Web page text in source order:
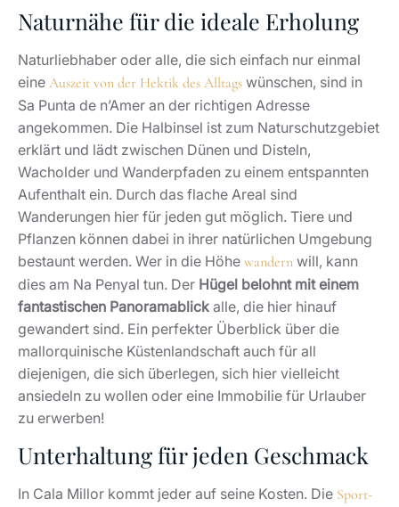
Naturnähe für die ideale Erholung
Naturliebhaber oder alle, die sich einfach nur einmal
eine Auszeit von der Hektik des Alltags wünschen, sind in
Sa Punta de n’Amer an der richtigen Adresse
angekommen. Die Halbinsel ist zum Naturschutzgebiet
erklärt und lädt zwischen Dünen und Disteln,
Wacholder und Wanderpfaden zu einem entspannten
Aufenthalt ein. Durch das flache Areal sind
Wanderungen hier für jeden gut möglich. Tiere und
Pflanzen können dabei in ihrer natürlichen Umgebung
bestaunt werden. Wer in die Höhe wandern will, kann
dies am Na Penyal tun. Der Hügel belohnt mit einem
fantastischen Panoramablickalle, die hier hinauf
gewandert sind. Ein perfekter Überblick über die
mallorquinische Küstenlandschaft auch für all
diejenigen, die sich überlegen, sich hier vielleicht
ansiedeln zu wollen oder eine Immobilie für Urlauber
zu erwerben!
Unterhaltung für jeden Geschmack
In Cala Millor kommt jeder auf seine Kosten. Die Sport-